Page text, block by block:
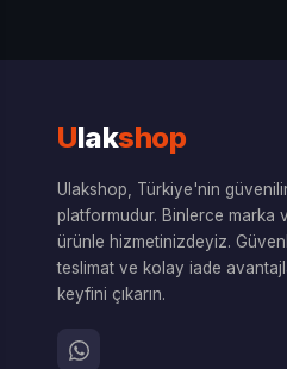
Ulakshop
Ulakshop, Türkiye'nin
platformudur. Binlerce marka
ürünle hizmetinizdeyiz.
teslimat ve kolay iade
keyfini çıkarın.